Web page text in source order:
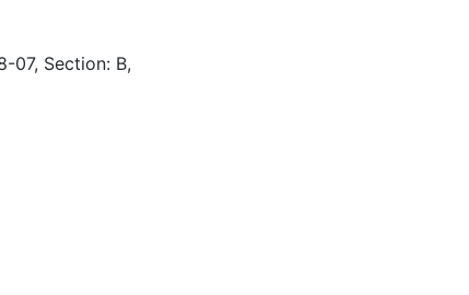
07, Section: B,